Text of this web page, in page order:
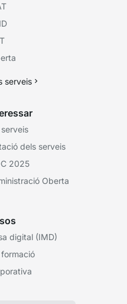
serveis
dels serveis
2025
Oberta
digital (IMD)